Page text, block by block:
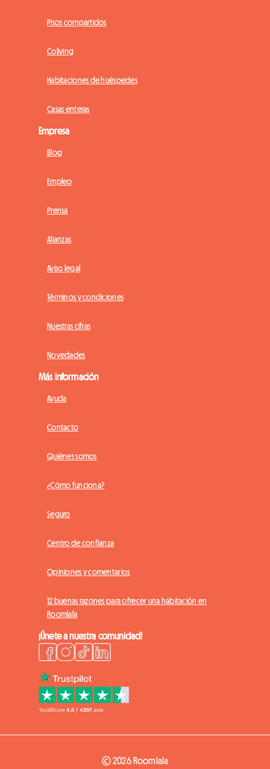
Pisos compartidos
Coliving
Habitaciones de huéspedes
Casas enteras
Empresa
Blog
Empleo
Prensa
Alianzas
Aviso legal
Términos y condiciones
Nuestras cifras
Novedades
Más información
Ayuda
Contacto
Quiénes somos
¿Cómo funciona?
Seguro
Centro de confianza
Opiniones y comentarios
12 buenas razones para ofrecer una habitación en
Roomlala
¡Únete a nuestra comunidad!
© 2026 Roomlala